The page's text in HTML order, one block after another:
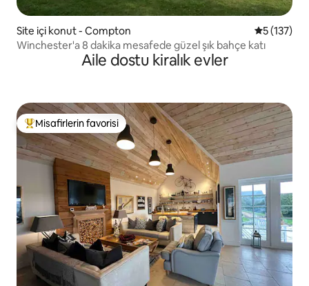
Site içi konut - Compton 55 (137)
Winchester'a 8 dakika mesafede güzel şık bahçe katı
Aile dostu kiralık evler
Misafirlerin favorilerinden en beğenilenler arasında
Misafirlerin favorisi